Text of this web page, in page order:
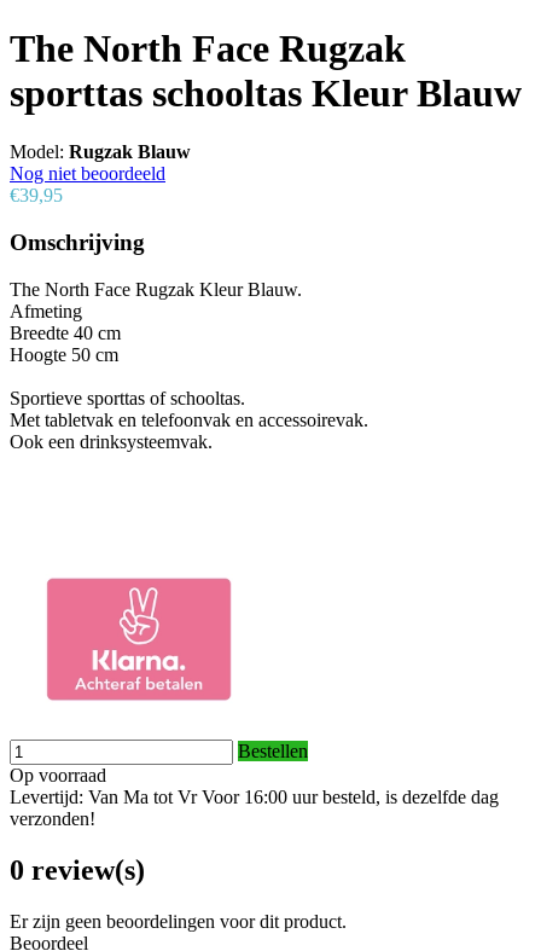
The North Face Rugzak
sporttas schooltas Kleur Blauw
Model: Rugzak Blauw
Nog niet beoordeeld
€39,95
Omschrijving
The North Face Rugzak Kleur Blauw.
Afmeting
Breedte 40 cm
Hoogte 50 cm
Sportieve sporttas of schooltas.
Met tabletvak en telefoonvak en accessoirevak.
Ook een drinksysteemvak.
Bestellen
Op voorraad
Levertijd: Van Ma tot Vr Voor 16:00 uur besteld, is dezelfde dag
verzonden!
0 review(s)
Er zijn geen beoordelingen voor dit product.
Beoordeel